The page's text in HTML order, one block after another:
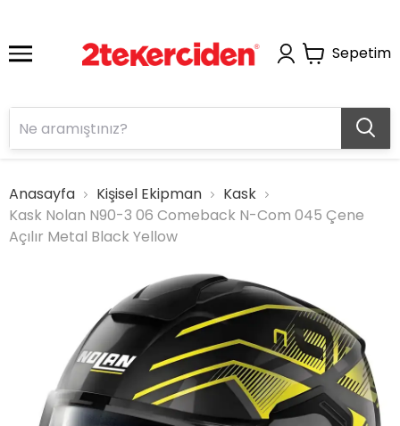
Sepetim
Anasayfa Kişisel Ekipman
Kask
Kask Nolan N90-3 06 Comeback N-Com 045 Çene
Açılır Metal Black Yellow